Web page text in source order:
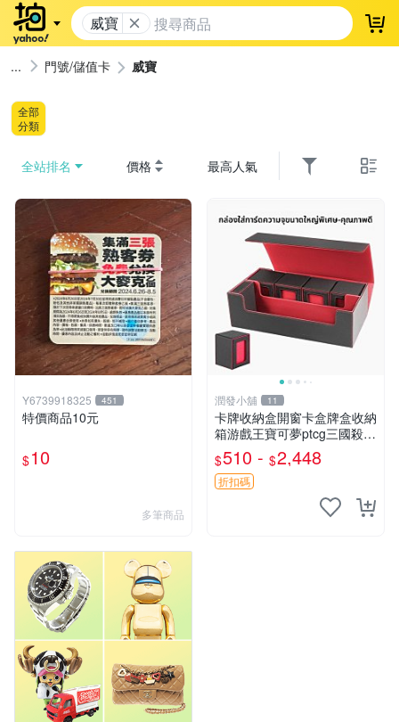
威寶 登
門號/儲值卡 威寶
全部
分類
全站排名 價格 最高人氣
Y6739918325 451
特價商品10元
$10
多筆商品
潤發小舖 11
卡牌收納盒開窗卡盒牌盒收納
箱游戲王寶可夢ptcg三國殺海
賊王dtcg
$510 - $2,448
折扣碼